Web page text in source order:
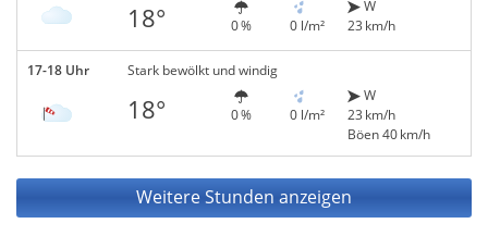
18° 0 % 0 l/m²
W
23 km/h
17-18 Uhr Stark bewölkt und windig
18° 0 % 0 l/m²
W
23 km/h
Böen 40 km/h
Weitere Stunden anzeigen